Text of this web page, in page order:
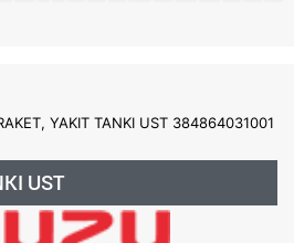
YAKIT TANKI UST 384864031001
UST